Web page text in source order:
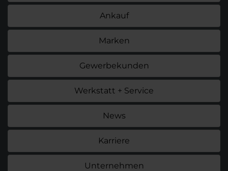
Ankauf
Marken
Gewerbekunden
Werkstatt + Service
News
Karriere
Unternehmen